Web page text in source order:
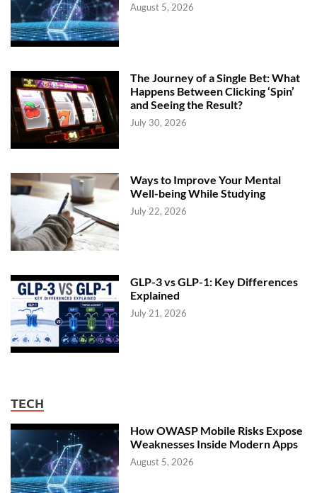
August 5, 2026
The Journey of a Single Bet: What
Happens Between Clicking ‘Spin’
and Seeing the Result?
July 30, 2026
Ways to Improve Your Mental
Well-being While Studying
July 22, 2026
GLP-3 vs GLP-1: Key Differences
Explained
July 21, 2026
TECH
How OWASP Mobile Risks Expose
Weaknesses Inside Modern Apps
August 5, 2026